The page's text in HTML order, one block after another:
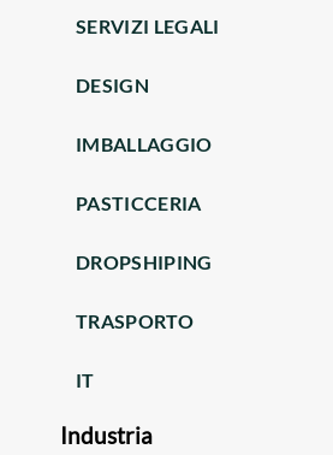
SERVIZI LEGALI
DESIGN
IMBALLAGGIO
PASTICCERIA
DROPSHIPING
TRASPORTO
IT
Industria